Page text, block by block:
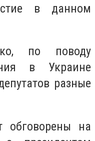
в данном
по поводу
в Украине
разные
обговорены на